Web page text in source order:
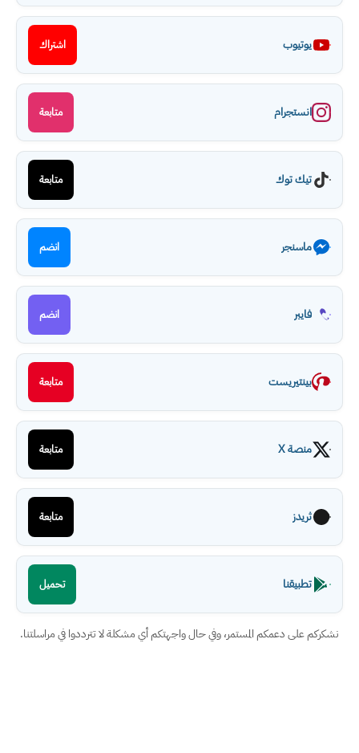
يوتيوب اشتراك
انستجرام متابعة
تيك توك متابعة
ماسنجر انضم
فايبر انضم
بينتيريست متابعة
منصة X متابعة
ثريدز متابعة
تطبيقنا تحميل
نشكركم على دعمكم المستمر، وفي حال واجهتكم أي مشكلة لا تترددوا في مراسلتنا.